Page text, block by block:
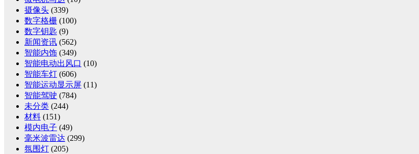
摄像头 (339)
数字格栅 (100)
数字钥匙 (9)
新闻资讯 (562)
智能内饰 (349)
智能电动出风口 (10)
智能车灯 (606)
智能运动显示屏 (11)
智能驾驶 (784)
未分类 (244)
材料 (151)
模内电子 (49)
毫米波雷达 (299)
氛围灯 (205)